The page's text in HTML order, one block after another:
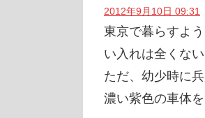
2012年9月10日 09:31
東京で暮らすよ
い入れは全くない
ただ、幼少時に
濃い紫色の車体